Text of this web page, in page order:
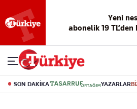
okuma
deneyimi
dijital arşiv
SON DAKİKA YAZARLAR